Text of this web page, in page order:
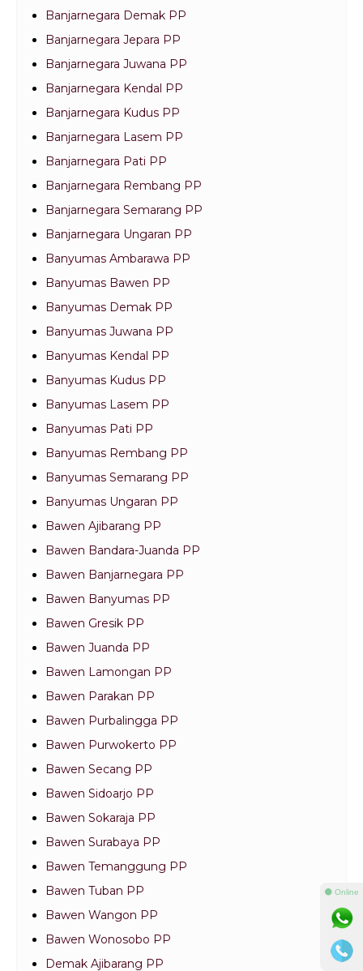
Banjarnegara Demak PP
Banjarnegara Jepara PP
Banjarnegara Juwana PP
Banjarnegara Kendal PP
Banjarnegara Kudus PP
Banjarnegara Lasem PP
Banjarnegara Pati PP
Banjarnegara Rembang PP
Banjarnegara Semarang PP
Banjarnegara Ungaran PP
Banyumas Ambarawa PP
Banyumas Bawen PP
Banyumas Demak PP
Banyumas Juwana PP
Banyumas Kendal PP
Banyumas Kudus PP
Banyumas Lasem PP
Banyumas Pati PP
Banyumas Rembang PP
Banyumas Semarang PP
Banyumas Ungaran PP
Bawen Ajibarang PP
Bawen Bandara-Juanda PP
Bawen Banjarnegara PP
Bawen Banyumas PP
Bawen Gresik PP
Bawen Juanda PP
Bawen Lamongan PP
Bawen Parakan PP
Bawen Purbalingga PP
Bawen Purwokerto PP
Bawen Secang PP
Bawen Sidoarjo PP
Bawen Sokaraja PP
Bawen Surabaya PP
Bawen Temanggung PP
Bawen Tuban PP
Bawen Wangon PP
Bawen Wonosobo PP
Demak Ajibarang PP
⚫ Online